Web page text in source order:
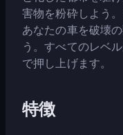
害物を粉砕しよう
あなたの車を破壊
う。すべてのレベ
で押し上げます。
特徴